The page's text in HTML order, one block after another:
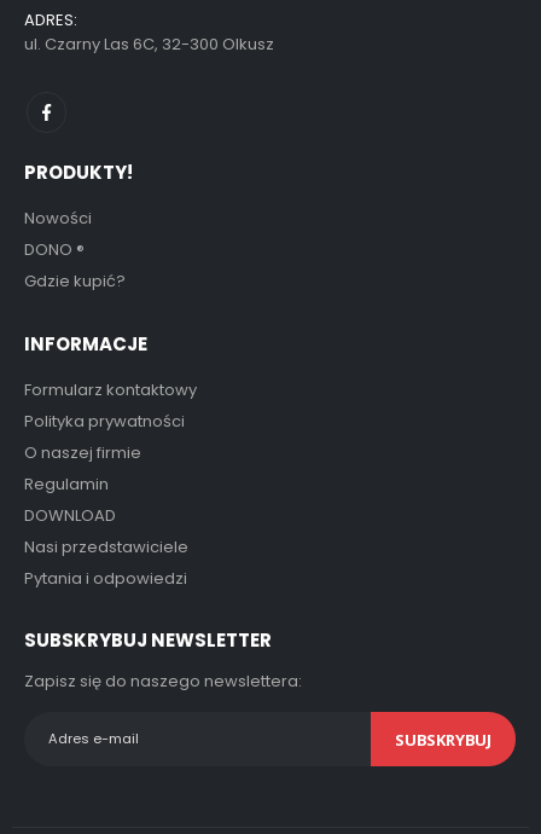
ADRES:
ul. Czarny Las 6C, 32-300 Olkusz
PRODUKTY!
Nowości
DONO ®
Gdzie kupić?
INFORMACJE
Formularz kontaktowy
Polityka prywatności
O naszej firmie
Regulamin
DOWNLOAD
Nasi przedstawiciele
Pytania i odpowiedzi
SUBSKRYBUJ NEWSLETTER
Zapisz się do naszego newslettera:
SUBSKRYBUJ